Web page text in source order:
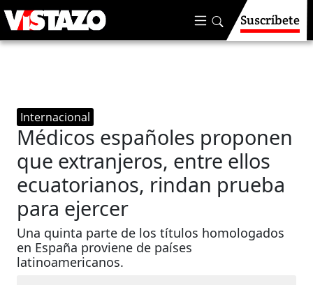
Suscríbete
Internacional
Médicos españoles proponen
que extranjeros, entre ellos
ecuatorianos, rindan prueba
para ejercer
Una quinta parte de los títulos homologados
en España proviene de países
latinoamericanos.